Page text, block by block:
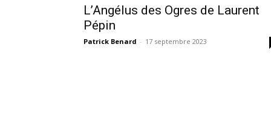
L’Angélus des Ogres de Laurent
Pépin
Patrick Benard - 17 septembre 2023